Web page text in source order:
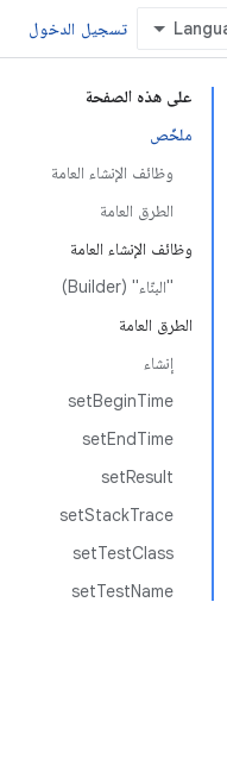
تسجيل الدخول
على هذه الصفحة
ملخّص
وظائف الإنشاء العامة
الطرق العامة
وظائف الإنشاء العامة
"البنّاء" (Builder)
الطرق العامة
إنشاء
setBeginTime
setEndTime
setResult
setStackTrace
setTestClass
setTestName